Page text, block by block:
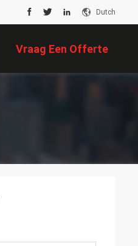
Dutch
Vraag Een Offerte